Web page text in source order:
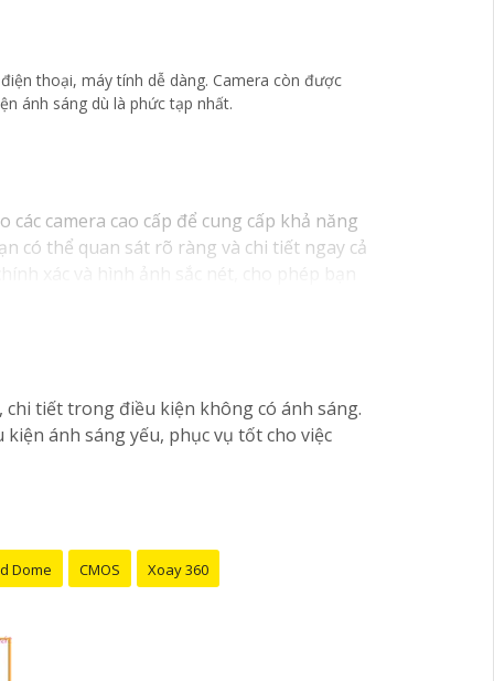
thoại, máy tính dễ dàng. Camera còn được
ánh sáng dù là phức tạp nhất.
camera cao cấp để cung cấp khả năng
có thể quan sát rõ ràng và chi tiết ngay cả
xác và hình ảnh sắc nét, cho phép bạn
tiết trong điều kiện không có ánh sáng.
ánh sáng yếu, phục vụ tốt cho việc
Dome CMOS Xoay 360